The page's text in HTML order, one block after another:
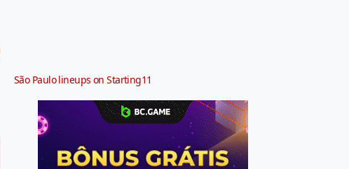
São Paulo lineups on Starting11